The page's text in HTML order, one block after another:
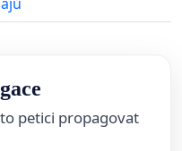
petici propagovat